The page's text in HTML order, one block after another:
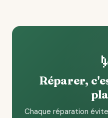
Réparer,
Chaque réparation